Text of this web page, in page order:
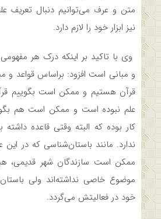
متن و عرف می‌توانیم دنبال تعریف
نیز ابزار خود را لازم دارد.
وی با تاکید بر اینکه درک هر مفهومی
و مبانی است افزود: براساس قواعد و
قرآن هستیم و ممکن است بگوییم
علم نبوده است و ممکن است هم
کار بوده که البته وقتی قاعده داشته
ندارد. مانند باستان‌شناسی که در
ممکن است سازندگان شهر قدیمی،
موضوع خاصی نداشته‌اند ولی
خود در فعالیتش می‌گردد.